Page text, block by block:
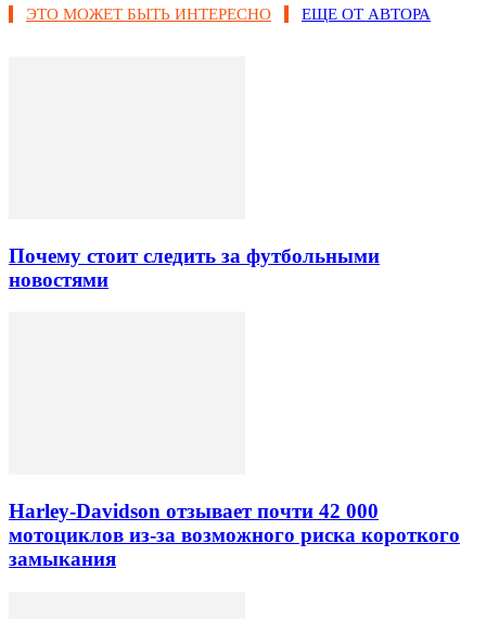
ЭТО МОЖЕТ БЫТЬ ИНТЕРЕСНО ЕЩЕ ОТ АВТОРА
Почему стоит следить за футбольными
новостями
Harley-Davidson отзывает почти 42 000
мотоциклов из-за возможного риска короткого
замыкания